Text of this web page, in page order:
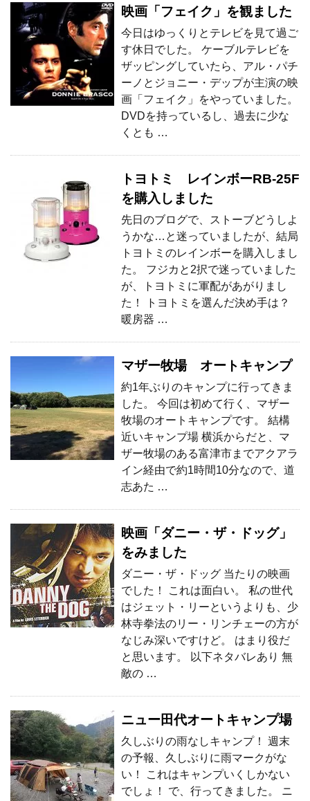
映画「フェイク」を観ました
今日はゆっくりとテレビを見て過ご
す休日でした。 ケーブルテレビを
ザッピングしていたら、アル・パチ
ーノとジョニー・デップが主演の映
画「フェイク」をやっていました。
DVDを持っているし、過去に少な
くとも …
トヨトミ レインボーRB-25F
を購入しました
先日のブログで、ストーブどうしよ
うかな…と迷っていましたが、結局
トヨトミのレインボーを購入しまし
た。 フジカと2択で迷っていました
が、トヨトミに軍配があがりまし
た！ トヨトミを選んだ決め手は？
暖房器 …
マザー牧場 オートキャンプ
約1年ぶりのキャンプに行ってきま
した。 今回は初めて行く、マザー
牧場のオートキャンプです。 結構
近いキャンプ場 横浜からだと、マ
ザー牧場のある富津市までアクアラ
イン経由で約1時間10分なので、道
志あた …
映画「ダニー・ザ・ドッグ」
をみました
ダニー・ザ・ドッグ 当たりの映画
でした！ これは面白い。 私の世代
はジェット・リーというよりも、少
林寺拳法のリー・リンチェーの方が
なじみ深いですけど。 はまり役だ
と思います。 以下ネタバレあり 無
敵の …
ニュー田代オートキャンプ場
久しぶりの雨なしキャンプ！ 週末
の予報、久しぶりに雨マークがな
い！ これはキャンプいくしかない
でしょ！ で、行ってきました。 ニ